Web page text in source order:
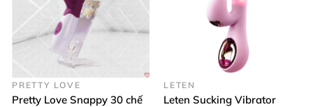
PRETTY LOVE
Pretty Love Snappy 30 chế
LETEN
Leten Sucking Vibrator